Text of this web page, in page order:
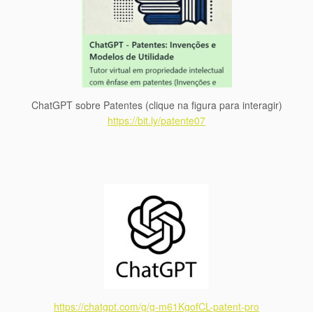
ChatGPT sobre Patentes (clique na figura para interagir)
https://bit.ly/patente07
https://chatgpt.com/g/g-m61KgofCL-patent-pro